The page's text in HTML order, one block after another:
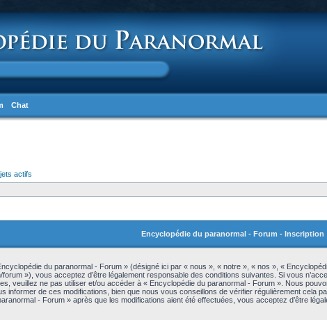
Chat
actifs
Encyclopédie du paranormal - Forum - Inscription
du paranormal - Forum » (désigné ici par « nous », « notre », « nos », «
»), vous acceptez d’être légalement responsable des conditions suivantes. Si vous
veuillez ne pas utiliser et/ou accéder à « Encyclopédie du paranormal - Forum ». Nous
informer de ces modifications, bien que nous vous conseillons de vérifier régulièrement cela
- Forum » après que les modifications aient été effectuées, vous acceptez d’être